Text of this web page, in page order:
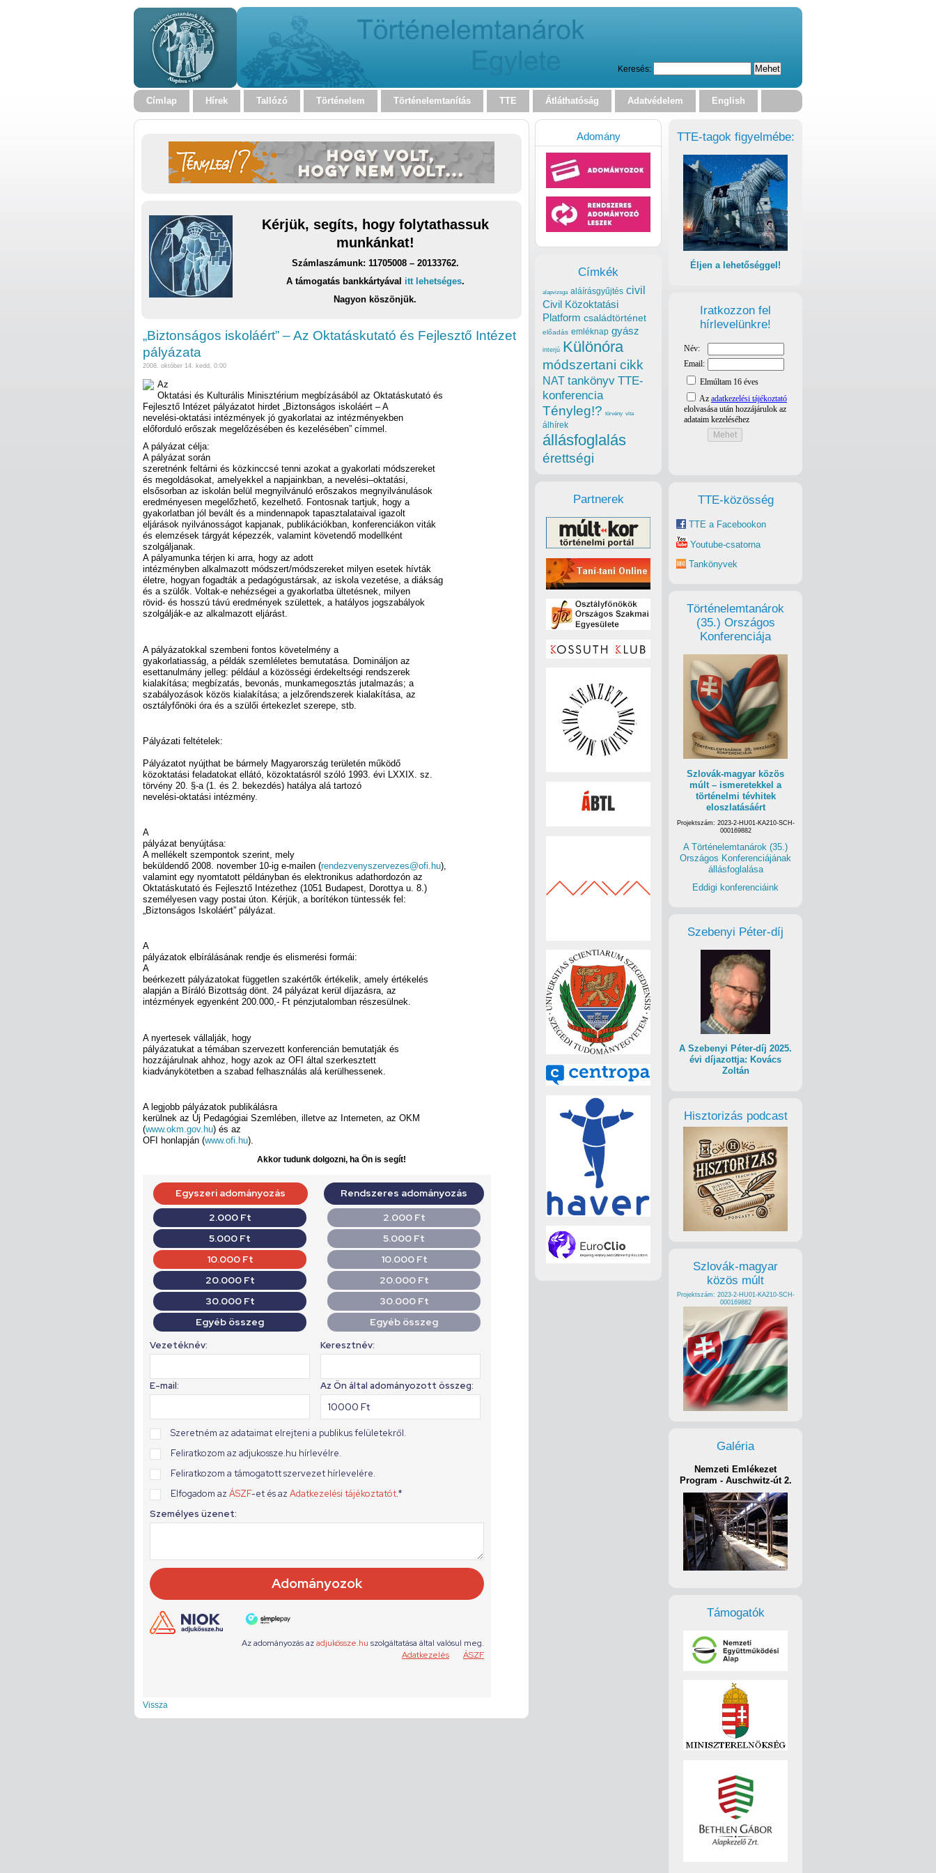
Keresés:
Címlap Hírek Tallózó Történelem Történelemtanítás TTE Átláthatóság Adatvédelem English
Kérjük, segíts, hogy folytathassuk
munkánkat!
Számlaszámunk: 11705008 – 20133762.
A támogatás bankkártyával itt lehetséges.
Nagyon köszönjük.
„Biztonságos iskoláért” – Az Oktatáskutató és Fejlesztő Intézet
pályázata
2008. október 14. kedd, 0:00
Az
Oktatási és Kulturális Minisztérium megbízásából az Oktatáskutató és
Fejlesztő Intézet pályázatot hirdet „Biztonságos iskoláért – A
nevelési-oktatási intézmények jó gyakorlatai az intézményekben
előforduló erőszak megelőzésében és kezelésében” címmel.
A pályázat célja:
A pályázat során
szeretnénk feltárni és közkinccsé tenni azokat a gyakorlati módszereket
és megoldásokat, amelyekkel a napjainkban, a nevelési–oktatási,
elsősorban az iskolán belül megnyilvánuló erőszakos megnyilvánulások
eredményesen megelőzhető, kezelhető. Fontosnak tartjuk, hogy a
gyakorlatban jól bevált és a mindennapok tapasztalataival igazolt
eljárások nyilvánosságot kapjanak, publikációkban, konferenciákon viták
és elemzések tárgyát képezzék, valamint követendő modellként
szolgáljanak.
A pályamunka térjen ki arra, hogy az adott
intézményben alkalmazott módszert/módszereket milyen esetek hívták
életre, hogyan fogadták a pedagógustársak, az iskola vezetése, a diákság
és a szülők. Voltak-e nehézségei a gyakorlatba ültetésnek, milyen
rövid- és hosszú távú eredmények születtek, a hatályos jogszabályok
szolgálják-e az alkalmazott eljárást.
A pályázatokkal szembeni fontos követelmény a
gyakorlatiasság, a példák szemléletes bemutatása. Domináljon az
esettanulmány jelleg: például a közösségi érdekeltségi rendszerek
kialakítása; megbízatás, bevonás, munkamegosztás jutalmazás; a
szabályozások közös kialakítása; a jelzőrendszerek kialakítása, az
osztályfőnöki óra és a szülői értekezlet szerepe, stb.
Pályázati feltételek:
Pályázatot nyújthat be bármely Magyarország területén működő
közoktatási feladatokat ellátó, közoktatásról szóló 1993. évi LXXIX. sz.
törvény 20. §-a (1. és 2. bekezdés) hatálya alá tartozó
nevelési-oktatási intézmény.
A
pályázat benyújtása:
A mellékelt szempontok szerint, mely
beküldendő 2008. november 10-ig e-mailen (rendezvenyszervezes@ofi.hu),
valamint egy nyomtatott példányban és elektronikus adathordozón az
Oktatáskutató és Fejlesztő Intézethez (1051 Budapest, Dorottya u. 8.)
személyesen vagy postai úton. Kérjük, a borítékon tüntessék fel:
„Biztonságos Iskoláért” pályázat.
A
pályázatok elbírálásának rendje és elismerési formái:
A
beérkezett pályázatokat független szakértők értékelik, amely értékelés
alapján a Bíráló Bizottság dönt. 24 pályázat kerül díjazásra, az
intézmények egyenként 200.000,- Ft pénzjutalomban részesülnek.
A nyertesek vállalják, hogy
pályázatukat a témában szervezett konferencián bemutatják és
hozzájárulnak ahhoz, hogy azok az OFI által szerkesztett
kiadványkötetben a szabad felhasználás alá kerülhessenek.
A legjobb pályázatok publikálásra
kerülnek az Új Pedagógiai Szemlében, illetve az Interneten, az OKM
(www.okm.gov.hu) és az
OFI honlapján (www.ofi.hu).
Akkor tudunk dolgozni, ha Ön is segít!
Vissza
TTE-tagok figyelmébe:
Éljen a lehetőséggel!
Iratkozzon fel
hírlevelünkre!
TTE-közösség
TTE a Facebookon
Youtube-csatorna
Tankönyvek
Történelemtanárok
(35.) Országos
Konferenciája
Szlovák-magyar közös
múlt – ismeretekkel a
történelmi tévhitek
eloszlatásáért
Projektszám: 2023-2-HU01-KA210-SCH-
000169882
A Történelemtanárok (35.)
Országos Konferenciájának
állásfoglalása
Eddigi konferenciáink
Szebenyi Péter-díj
A Szebenyi Péter-díj 2025.
évi díjazottja: Kovács
Zoltán
Hisztorizás podcast
Szlovák-magyar
közös múlt
Projektszám: 2023-2-HU01-KA210-SCH-
000169882
Galéria
Nemzeti Emlékezet
Program - Auschwitz-út 2.
Támogatók
Adomány
Címkék
alapvizsga aláírásgyűjtés civil
Civil Közoktatási
Platform családtörténet
előadás emléknap gyász
interjú Különóra
módszertani cikk
NAT tankönyv TTE-
konferencia
Tényleg!? törvény vita
álhírek
állásfoglalás
érettségi
Partnerek